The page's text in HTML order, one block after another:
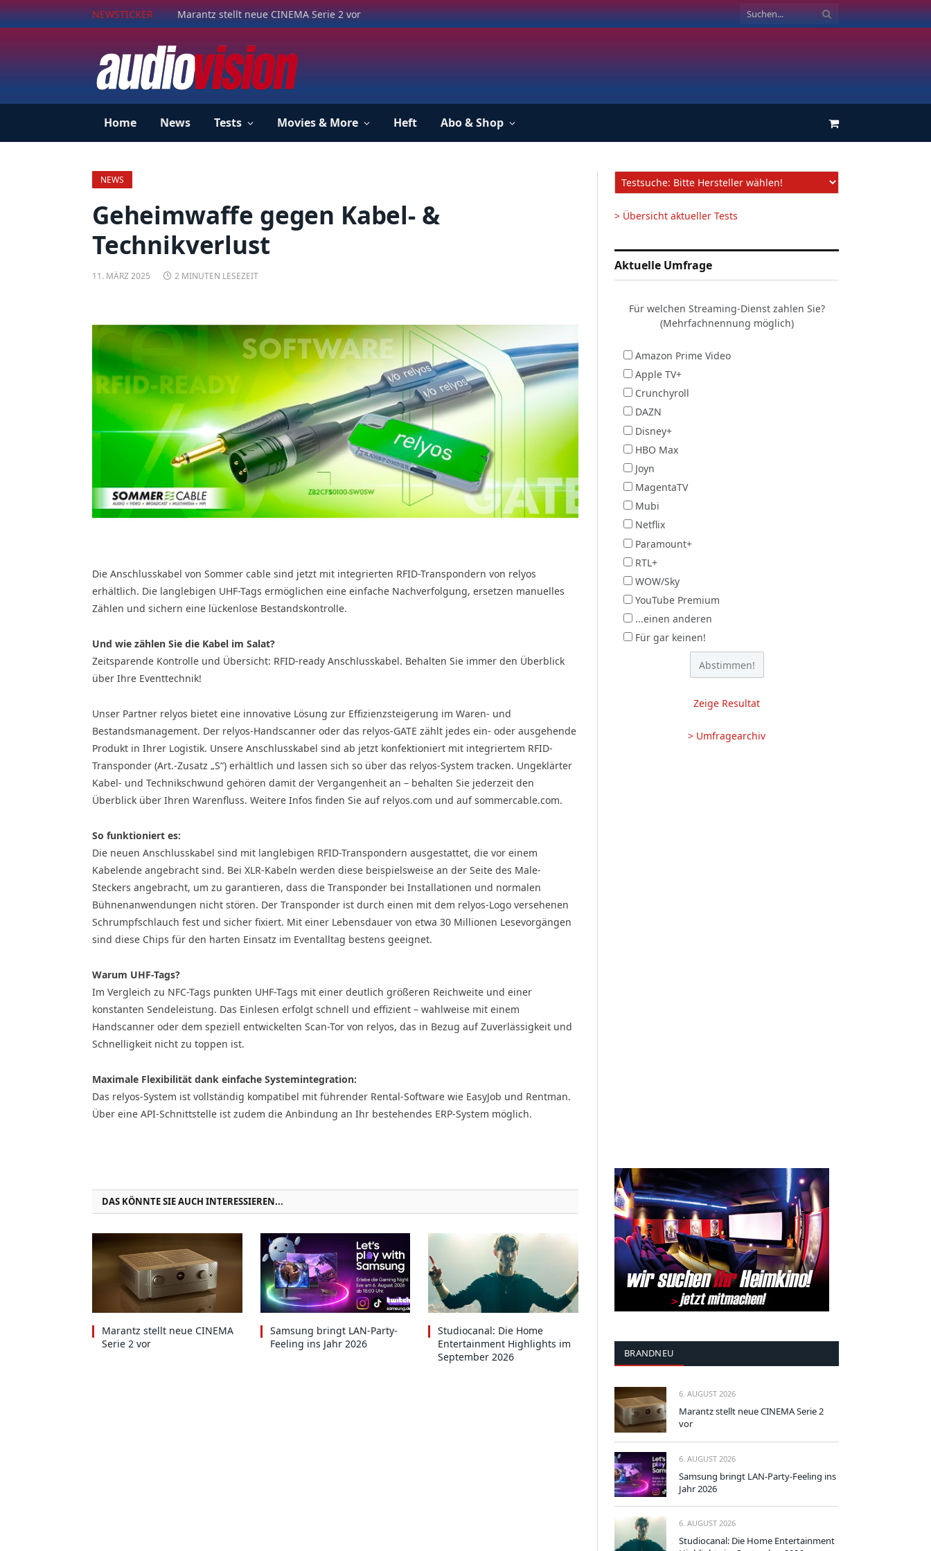
NEWSTICKER Marantz stellt neue CINEMA Serie 2 vor
Home News Tests Movies & More Heft Abo & Shop Einkaufswagen
NEWS
Geheimwaffe gegen Kabel- &
Technikverlust
11. MÄRZ 2025 2 MINUTEN LESEZEIT
Die Anschlusskabel von Sommer cable sind jetzt mit integrierten RFID-Transpondern von relyos
erhältlich. Die langlebigen UHF-Tags ermöglichen eine einfache Nachverfolgung, ersetzen manuelles
Zählen und sichern eine lückenlose Bestandskontrolle.
Und wie zählen Sie die Kabel im Salat?
Zeitsparende Kontrolle und Übersicht: RFID-ready Anschlusskabel. Behalten Sie immer den Überblick
über Ihre Eventtechnik!
Unser Partner relyos bietet eine innovative Lösung zur Effizienzsteigerung im Waren- und
Bestandsmanagement. Der relyos-Handscanner oder das relyos-GATE zählt jedes ein- oder ausgehende
Produkt in Ihrer Logistik. Unsere Anschlusskabel sind ab jetzt konfektioniert mit integriertem RFID-
Transponder (Art.-Zusatz „S“) erhältlich und lassen sich so über das relyos-System tracken. Ungeklärter
Kabel- und Technikschwund gehören damit der Vergangenheit an – behalten Sie jederzeit den
Überblick über Ihren Warenfluss. Weitere Infos finden Sie auf relyos.com und auf sommercable.com.
So funktioniert es:
Die neuen Anschlusskabel sind mit langlebigen RFID-Transpondern ausgestattet, die vor einem
Kabelende angebracht sind. Bei XLR-Kabeln werden diese beispielsweise an der Seite des Male-
Steckers angebracht, um zu garantieren, dass die Transponder bei Installationen und normalen
Bühnenanwendungen nicht stören. Der Transponder ist durch einen mit dem relyos-Logo versehenen
Schrumpfschlauch fest und sicher fixiert. Mit einer Lebensdauer von etwa 30 Millionen Lesevorgängen
sind diese Chips für den harten Einsatz im Eventalltag bestens geeignet.
Warum UHF-Tags?
Im Vergleich zu NFC-Tags punkten UHF-Tags mit einer deutlich größeren Reichweite und einer
konstanten Sendeleistung. Das Einlesen erfolgt schnell und effizient – wahlweise mit einem
Handscanner oder dem speziell entwickelten Scan-Tor von relyos, das in Bezug auf Zuverlässigkeit und
Schnelligkeit nicht zu toppen ist.
Maximale Flexibilität dank einfache Systemintegration:
Das relyos-System ist vollständig kompatibel mit führender Rental-Software wie EasyJob und Rentman.
Über eine API-Schnittstelle ist zudem die Anbindung an Ihr bestehendes ERP-System möglich.
DAS KÖNNTE SIE AUCH INTERESSIEREN...
Marantz stellt neue CINEMA
Serie 2 vor
Samsung bringt LAN-Party-
Feeling ins Jahr 2026
Studiocanal: Die Home
Entertainment Highlights im
September 2026
> Übersicht aktueller Tests
Aktuelle Umfrage
Für welchen Streaming-Dienst zahlen Sie?
(Mehrfachnennung möglich)
Amazon Prime Video
Apple TV+
Crunchyroll
DAZN
Disney+
HBO Max
Joyn
MagentaTV
Mubi
Netflix
Paramount+
RTL+
WOW/Sky
YouTube Premium
...einen anderen
Für gar keinen!
Zeige Resultat
> Umfragearchiv
BRANDNEU
6. AUGUST 2026
Marantz stellt neue CINEMA Serie 2
vor
6. AUGUST 2026
Samsung bringt LAN-Party-Feeling ins
Jahr 2026
6. AUGUST 2026
Studiocanal: Die Home Entertainment